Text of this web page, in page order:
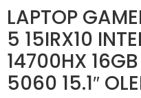
LAPTOP
5 15IRX10
14700HX
5060 15.1″